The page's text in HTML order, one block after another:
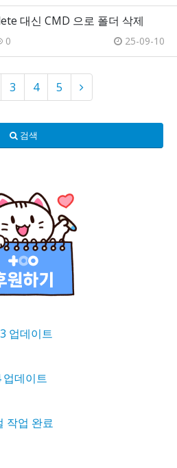
대신 CMD 으로 폴더 삭제
0 25-09-10
3 4 5
검색
업데이트
업데이트
작업 완료